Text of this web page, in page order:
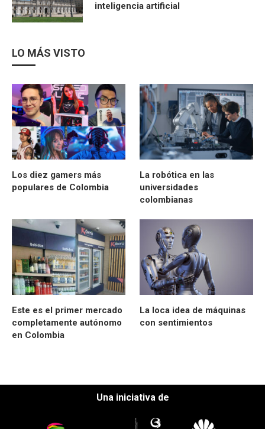
inteligencia artificial
LO MÁS VISTO
Los diez gamers más
populares de Colombia
La robótica en las
universidades
colombianas
Este es el primer mercado
completamente autónomo
en Colombia
La loca idea de máquinas
con sentimientos
Una iniciativa de